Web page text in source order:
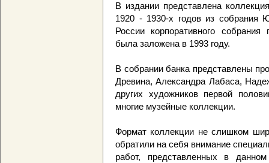
В издании представлена
1920 - 1930-х годов из собрания
России корпоративного собрания
была заложена в 1993 году.
В собрании банка представлены
Древина, Александра Лабаса,
других художников первой
многие музейные коллекции.
Формат коллекции не слишком
обратили на себя внимание
работ, представленных в